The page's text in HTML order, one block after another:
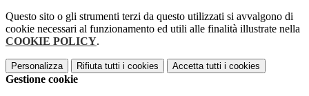
Questo sito o gli strumenti terzi da questo utilizzati si avvalgono di
cookie necessari al funzionamento ed utili alle finalità illustrate nella
COOKIE POLICY.
Personalizza Rifiuta tutti i cookies Accetta tutti i cookies
Gestione cookie